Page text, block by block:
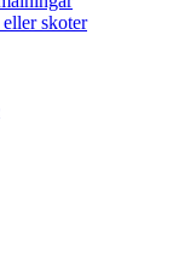
skoter